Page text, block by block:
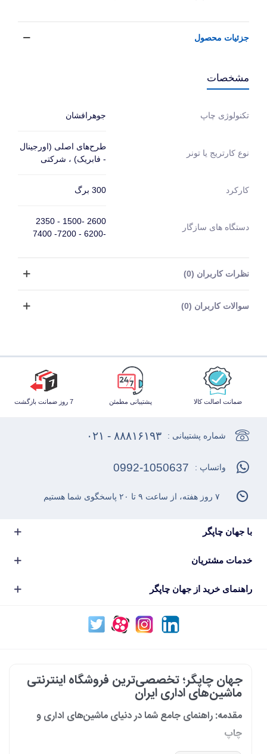
جزئیات محصول
مشخصات
تکنولوژی چاپ جوهرافشان
نوع کارتریج یا تونر
طرح‌های اصلی (اورجینال
- فابریک) ، شرکتی
کارکرد 300 برگ
دستگاه های سازگار
2600 -1500 - 2350
-6200 - 7200- 7400
نظرات کاربران (0)
سوالات کاربران (0)
ضمانت اصالت کالا پشتیبانی مطمئن 7 روز ضمانت بازگشت
با جهان چاپگر
خدمات مشتریان
راهنمای خرید از جهان چاپگر
شماره پشتیبانی : ۸۸۸۱۶۱۹۳ - ۰۲۱
واتساپ : 0992-1050637
۷ روز هفته، از ساعت ۹ تا ۲۰ پاسخگوی شما هستیم
جهان چاپگر؛ تخصصی‌ترین فروشگاه اینترنتی
ماشین‌های اداری ایران
مقدمه: راهنمای جامع شما در دنیای ماشین‌های اداری و
چاپ
در دنیای پرشتاب امروز که کسب‌وکارها و سازمان‌ها برای افزایش بهره‌وری خود به